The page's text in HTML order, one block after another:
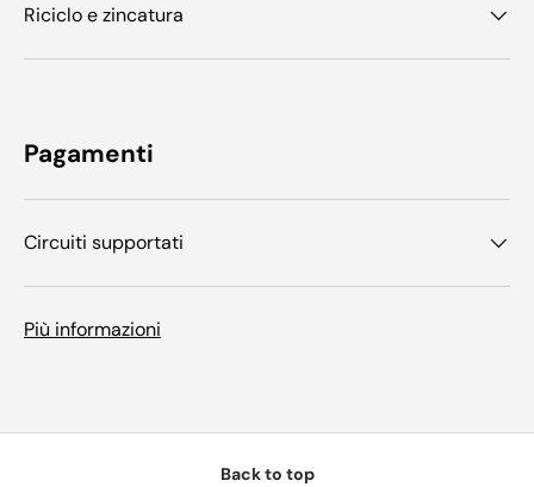
Riciclo e zincatura
Pagamenti
Circuiti supportati
Più informazioni
Back to top